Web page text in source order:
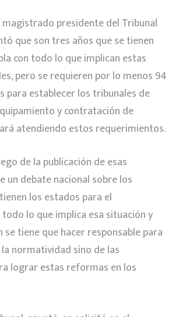
magistrado presidente del Tribunal
que son tres años que se tienen
con todo lo que implican estas
pero se requieren por lo menos 94
para establecer los tribunales de
y contratación de
atendiendo estos requerimientos.
de la publicación de esas
un debate nacional sobre los
los estados para el
lo que implica esa situación y
se tiene que hacer responsable para
normatividad sino de las
lograr estas reformas en los